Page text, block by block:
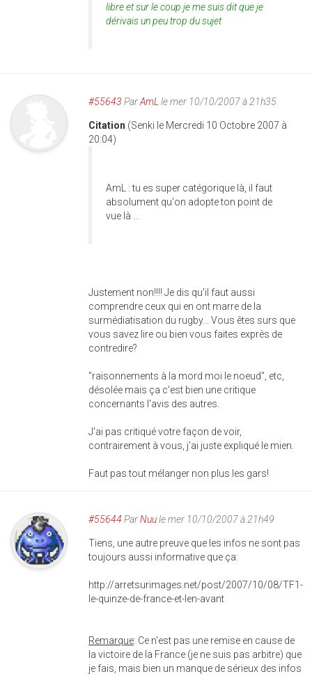
libre et sur le coup je me suis dit que je
dérivais un peu trop du sujet
#55643 ParAmL le mer 10/10/2007 à 21h35
Citation (Senki le Mercredi 10 Octobre 2007 à
20:04)
AmL : tu es super catégorique là, il faut
absolument qu'on adopte ton point de
vue là ...
Justement non!!!! Je dis qu'il faut aussi
comprendre ceux qui en ont marre de la
surmédiatisation du rugby... Vous êtes surs que
vous savez lire ou bien vous faites exprès de
contredire?
"raisonnements à la mord moi le noeud", etc,
désolée mais ça c'est bien une critique
concernants l'avis des autres.
J'ai pas critiqué votre façon de voir,
contrairement à vous, j'ai juste expliqué le mien.
Faut pas tout mélanger non plus les gars!
#55644 ParNuule mer 10/10/2007 à 21h49
Tiens, une autre preuve que les infos ne sont pas
toujours aussi informative que ça:
http://arretsurimages.net/post/2007/10/08/TF1-
le-quinze-de-france-et-len-avant
Remarque: Ce n'est pas une remise en cause de
la victoire de la France (je ne suis pas arbitre) que
je fais, mais bien un manque de sérieux des infos